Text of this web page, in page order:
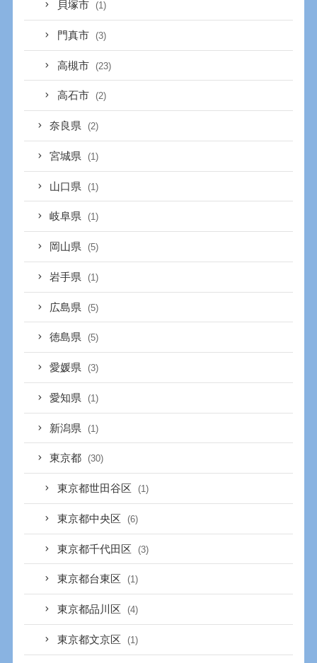
貝塚市 (1)
門真市 (3)
高槻市 (23)
高石市 (2)
奈良県 (2)
宮城県 (1)
山口県 (1)
岐阜県 (1)
岡山県 (5)
岩手県 (1)
広島県 (5)
徳島県 (5)
愛媛県 (3)
愛知県 (1)
新潟県 (1)
東京都 (30)
東京都世田谷区 (1)
東京都中央区 (6)
東京都千代田区 (3)
東京都台東区 (1)
東京都品川区 (4)
東京都文京区 (1)